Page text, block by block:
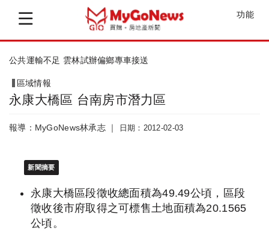
功能
公共運輸不足 雲林試辦偏鄉專車接送
區域情報
永康大橋區 台南房市潛力區
報導：MyGoNews林承志 ｜ 日期：2012-02-03
新聞摘要
永康大橋區段徵收總面積為49.49公頃，區段
徵收後市府取得之可標售土地面積為20.1565
公頃。